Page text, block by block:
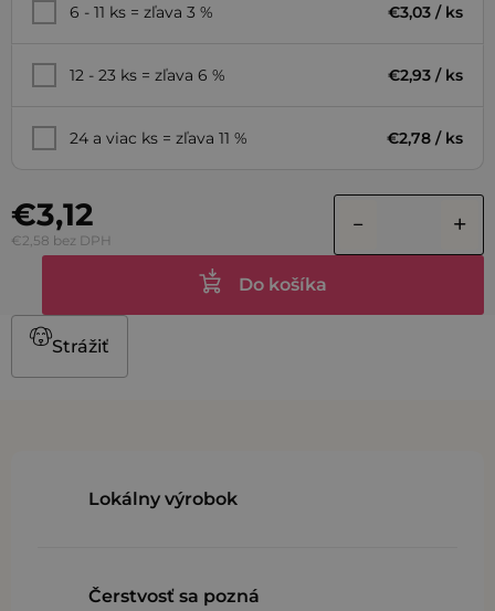
6 - 11 ks = zľava 3 % €3,03 / ks
12 - 23 ks = zľava 6 % €2,93 / ks
24 a viac ks = zľava 11 % €2,78 / ks
€3,12
€2,58 bez DPH
Do košíka
Strážiť
Lokálny výrobok
Čerstvosť sa pozná